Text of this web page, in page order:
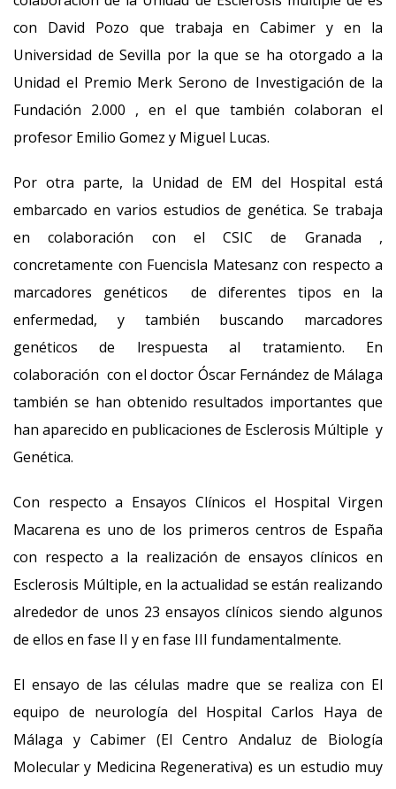
con David Pozo que trabaja en Cabimer y en la
Universidad de Sevilla por la que se ha otorgado a la
Unidad el Premio Merk Serono de Investigación de la
Fundación 2.000 , en el que también colaboran el
profesor Emilio Gomez y Miguel Lucas.
Por otra parte, la Unidad de EM del Hospital está
embarcado en varios estudios de genética. Se trabaja
en colaboración con el CSIC de Granada ,
concretamente con Fuencisla Matesanz con respecto a
marcadores genéticos de diferentes tipos en la
enfermedad, y también buscando marcadores
genéticos de lrespuesta al tratamiento. En
colaboración con el doctor Óscar Fernández de Málaga
también se han obtenido resultados importantes que
han aparecido en publicaciones de Esclerosis Múltiple y
Genética.
Con respecto a Ensayos Clínicos el Hospital Virgen
Macarena es uno de los primeros centros de España
con respecto a la realización de ensayos clínicos en
Esclerosis Múltiple, en la actualidad se están realizando
alrededor de unos 23 ensayos clínicos siendo algunos
de ellos en fase II y en fase III fundamentalmente.
El ensayo de las células madre que se realiza con El
equipo de neurología del Hospital Carlos Haya de
Málaga y Cabimer (El Centro Andaluz de Biología
Molecular y Medicina Regenerativa) es un estudio muy